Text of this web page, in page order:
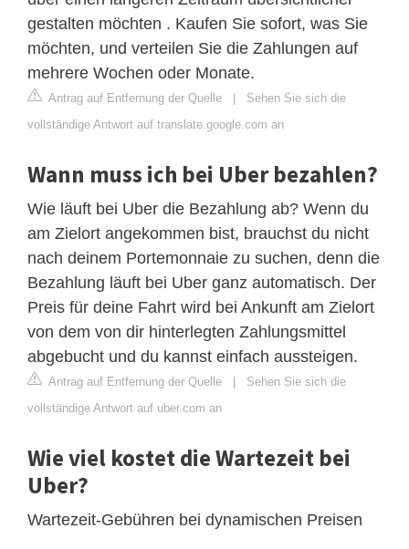
gestalten möchten . Kaufen Sie sofort, was Sie
möchten, und verteilen Sie die Zahlungen auf
mehrere Wochen oder Monate.
Antrag auf Entfernung der Quelle | Sehen Sie sich die
vollständige Antwort auf translate.google.com an
Wann muss ich bei Uber bezahlen?
Wie läuft bei Uber die Bezahlung ab? Wenn du
am Zielort angekommen bist, brauchst du nicht
nach deinem Portemonnaie zu suchen, denn die
Bezahlung läuft bei Uber ganz automatisch. Der
Preis für deine Fahrt wird bei Ankunft am Zielort
von dem von dir hinterlegten Zahlungsmittel
abgebucht und du kannst einfach aussteigen.
Antrag auf Entfernung der Quelle | Sehen Sie sich die
vollständige Antwort auf uber.com an
Wie viel kostet die Wartezeit bei
Uber?
Wartezeit-Gebühren bei dynamischen Preisen